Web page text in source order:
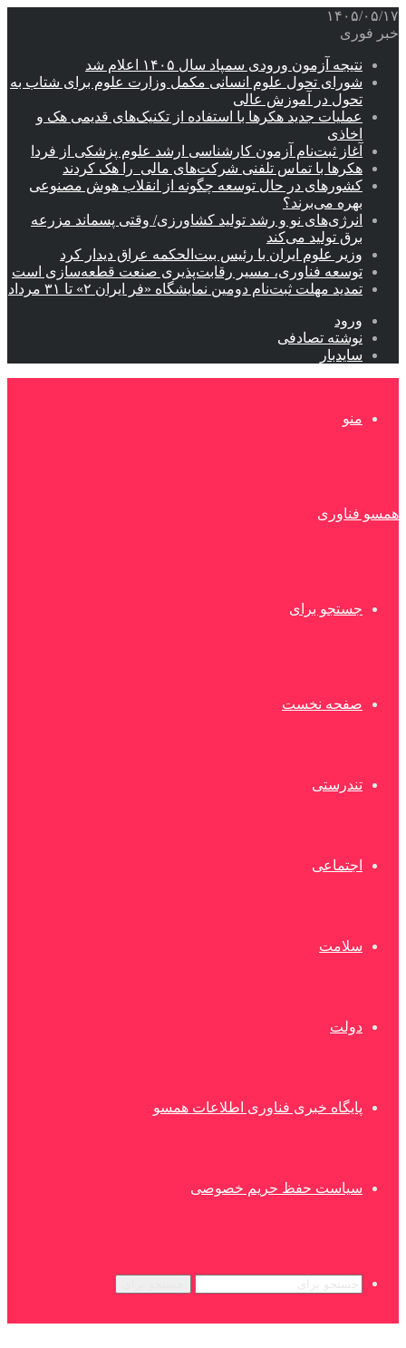
۱۴۰۵/۰۵/۱۷
خبر فوری
نتیجه آزمون ورودی سمپاد سال ۱۴۰۵ اعلام شد
شورای تحول علوم انسانی مکمل وزارت علوم برای شتاب به
تحول در آموزش عالی
عملیات جدید هکرها با استفاده از تکنیک‌های قدیمی هک و
اخاذی
آغاز ثبت‌نام‌ آزمون کارشناسی ارشد علوم پزشکی از فردا
هکرها با تماس تلفنی شرکت‌های مالی را هک کردند
کشورهای در حال توسعه چگونه از انقلاب هوش مصنوعی
بهره می‌برند؟
انرژی‌های نو و رشد تولید کشاورزی/ وقتی پسماند مزرعه‌
برق تولید می‌کند
وزیر علوم ایران با رئیس بیت‌الحکمه عراق دیدار کرد
توسعه فناوری، مسیر رقابت‌پذیری صنعت قطعه‌سازی است
تمدید مهلت ثبت‌نام دومین نمایشگاه «فر ایران ۲» تا ۳۱ مرداد
ورود
نوشته تصادفی
سایدبار
منو
همسو فناوری
جستجو برای
صفحه نخست
تندرستی
اجتماعی
سلامت
دولت
پایگاه خبری فناوری اطلاعات همسو
سیاست حفظ حریم خصوصی